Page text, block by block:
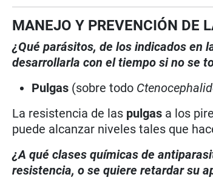
MANEJO Y PREVENCIÓN DE
¿Qué parásitos, de los indicados en
desarrollarla con el tiempo si no se
Pulgas (sobre todo
La resistencia de las pulgas a los
puede alcanzar niveles tales que
¿A qué clases químicas de
resistencia, o se quiere retardar su